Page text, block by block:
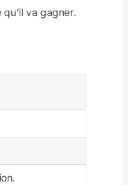
va gagner.